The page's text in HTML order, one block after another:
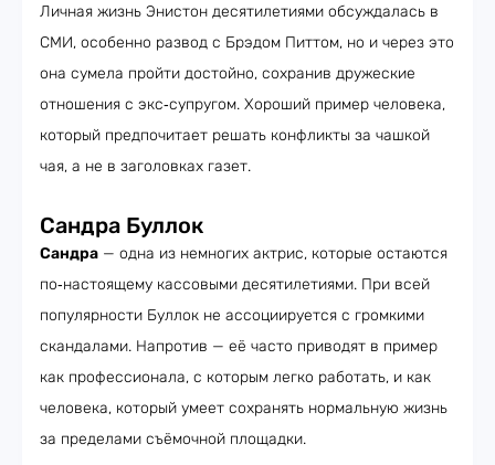
Личная жизнь Энистон десятилетиями обсуждалась в
СМИ, особенно развод с Брэдом Питтом, но и через это
она сумела пройти достойно, сохранив дружеские
отношения с экс‑супругом. Хороший пример человека,
который предпочитает решать конфликты за чашкой
чая, а не в заголовках газет.
Сандра Буллок
Сандра — одна из немногих актрис, которые остаются
по‑настоящему кассовыми десятилетиями. При всей
популярности Буллок не ассоциируется с громкими
скандалами. Напротив — её часто приводят в пример
как профессионала, с которым легко работать, и как
человека, который умеет сохранять нормальную жизнь
за пределами съёмочной площадки.